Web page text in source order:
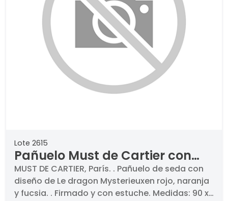
Lote 2615
Pañuelo Must de Cartier con
estuche
MUST DE CARTIER, París. . Pañuelo de seda con
diseño de Le dragon Mysterieuxen rojo, naranja
y fucsia. . Firmado y con estuche. Medidas: 90 x